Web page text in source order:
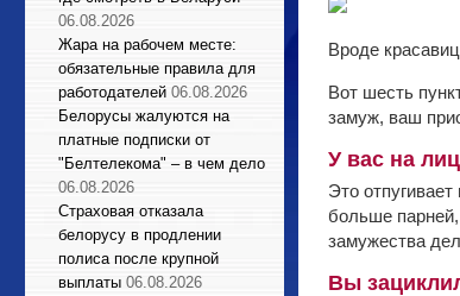
06.08.2026
Жара на рабочем месте:
обязательные правила для
работодателей 06.08.2026
Белорусы жалуются на
платные подписки от
"Белтелекома" – в чем дело
06.08.2026
Страховая отказала
белорусу в продлении
полиса после крупной
выплаты 06.08.2026
Вроде
Вот шесть
замуж, ваш
У вас на
Это
больше
замужества
Вы